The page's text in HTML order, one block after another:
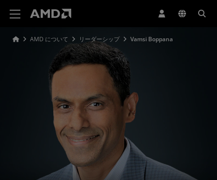
AMD について リーダーシップ Vamsi Boppana